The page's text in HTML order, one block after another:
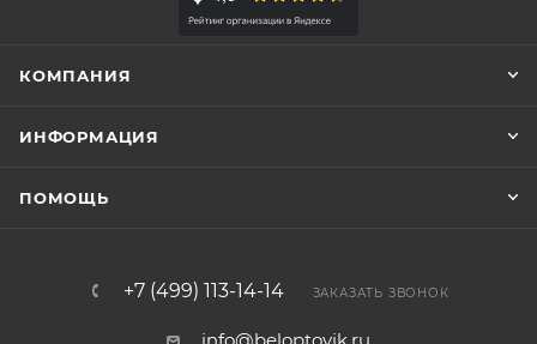
КОМПАНИЯ
ИНФОРМАЦИЯ
ПОМОЩЬ
+7 (499) 113-14-14 ЗАКАЗАТЬ ЗВОНОК